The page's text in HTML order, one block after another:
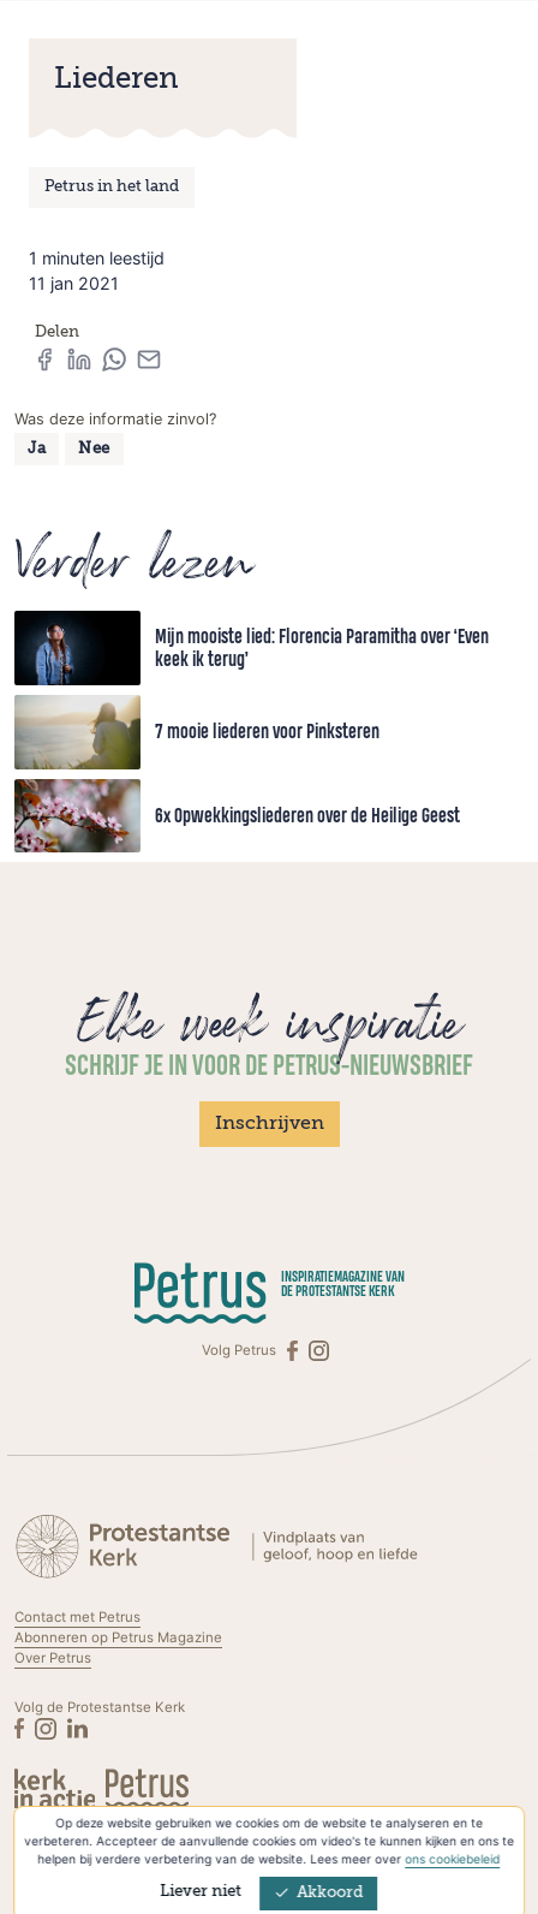
Op deze website gebruiken we cookies om de website te analyseren en te
verbeteren. Accepteer de aanvullende cookies om video's te kunnen kijken en ons te
helpen bij verdere verbetering van de website. Lees meer overons cookiebeleid
Liever niet Akkoord
Liederen
Petrus in het land
1 minuten leestijd
11 jan 2021
Delen
Was deze informatie zinvol?
Ja Nee
Verder lezen
Mijn mooiste lied: Florencia Paramitha over ‘Even
keek ik terug’
7 mooie liederen voor Pinksteren
6x Opwekkingsliederen over de Heilige Geest
Elke week inspiratie
SCHRIJF JE IN VOOR DE PETRUS-NIEUWSBRIEF
Inschrijven
INSPIRATIEMAGAZINE VAN
DE PROTESTANTSE KERK
Volg Petrus
Contact met Petrus
Abonneren op Petrus Magazine
Over Petrus
Volg de Protestantse Kerk
Privacyverklaring & Cookies